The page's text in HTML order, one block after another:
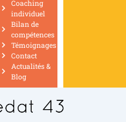
Coaching
individuel
Bilan de
compétences
Témoignages
Contact
Actualités &
Blog